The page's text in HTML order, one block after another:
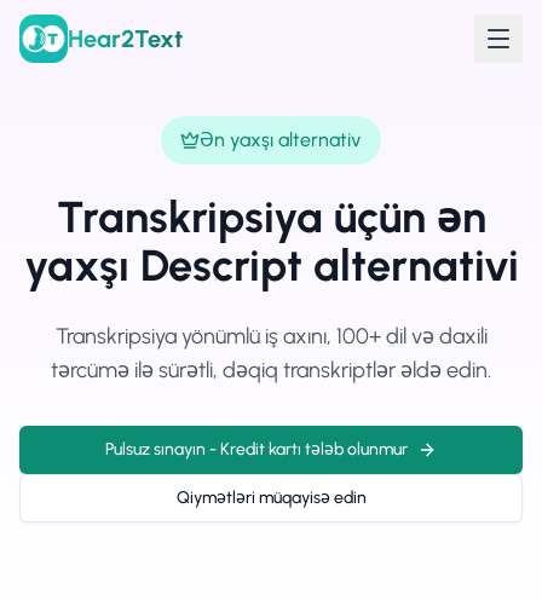
Hear2Text
Ən yaxşı alternativ
Transkripsiya üçün ən
yaxşı Descript alternativi
Transkripsiya yönümlü iş axını, 100+ dil və daxili
tərcümə ilə sürətli, dəqiq transkriptlər əldə edin.
Pulsuz sınayın - Kredit kartı tələb olunmur
Qiymətləri müqayisə edin